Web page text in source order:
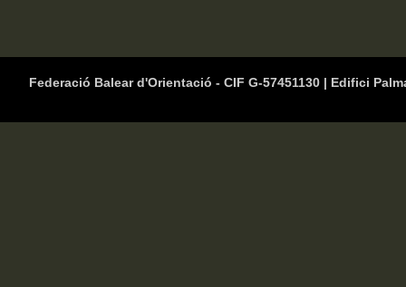
Federació Balear d'Orientació - CIF G-57451130 | Edifici